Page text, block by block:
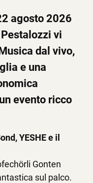
agosto 2026
vi
dal vivo,
e una
evento ricco
YESHE e il
Gonten
sul palco.